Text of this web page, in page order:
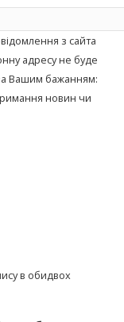
з сайта
адресу не буде
Вашим бажанням:
новин чи
в обидвох